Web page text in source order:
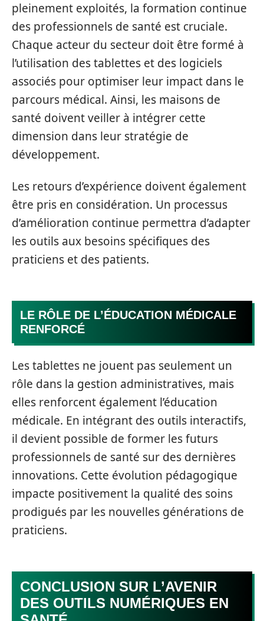
pleinement exploités, la formation continue
des professionnels de santé est cruciale.
Chaque acteur du secteur doit être formé à
l’utilisation des tablettes et des logiciels
associés pour optimiser leur impact dans le
parcours médical. Ainsi, les maisons de
santé doivent veiller à intégrer cette
dimension dans leur stratégie de
développement.
Les retours d’expérience doivent également
être pris en considération. Un processus
d’amélioration continue permettra d’adapter
les outils aux besoins spécifiques des
praticiens et des patients.
LE RÔLE DE L’ÉDUCATION MÉDICALE
RENFORCÉ
Les tablettes ne jouent pas seulement un
rôle dans la gestion administratives, mais
elles renforcent également l’éducation
médicale. En intégrant des outils interactifs,
il devient possible de former les futurs
professionnels de santé sur des dernières
innovations. Cette évolution pédagogique
impacte positivement la qualité des soins
prodigués par les nouvelles générations de
praticiens.
CONCLUSION SUR L’AVENIR
DES OUTILS NUMÉRIQUES EN